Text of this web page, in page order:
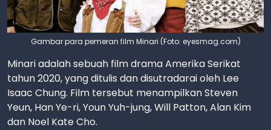
Gambar para pemeran film Minari (Foto: eyesmag.com)
Minari adalah sebuah film drama Amerika Serikat
tahun 2020, yang ditulis dan disutradarai oleh Lee
Isaac Chung. Film tersebut menampilkan Steven
Yeun, Han Ye-ri, Youn Yuh-jung, Will Patton, Alan Kim
dan Noel Kate Cho.